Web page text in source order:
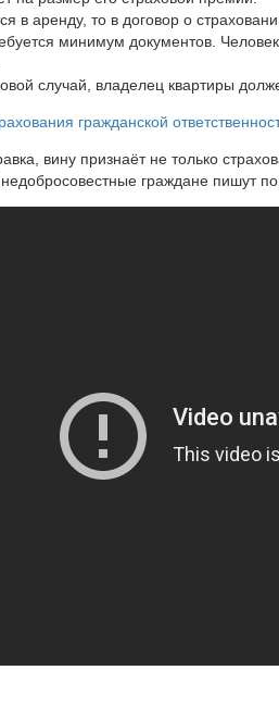
в аренду, то в договор о
минимум документов.
случай, владелец квартиры
гражданской
вину признаёт не только
граждане пишут